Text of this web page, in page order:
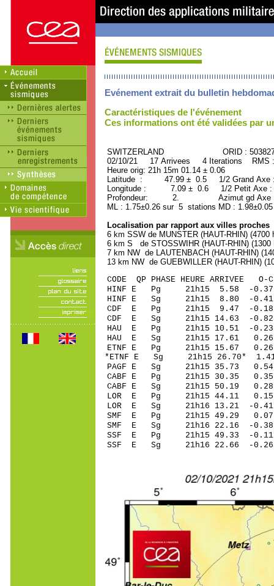
Evénement extrait du bulletin
Caractéristiques de l'événement
Ces informations ont été validées par
SWITZERLAND ORID :
02/10/21 17 Arrivees 4 Iterations RMS
Heure orig: 21h 15m 01.14 ± 0.06
Latitude : 47.99 ± 0.5 1/2 Grand
Longitude : 7.09 ± 0.6 1/2 Petit Axe
Profondeur: 2. Azimut gd Axe :
ML : 1.75±0.26 sur 5 stations MD :
Localisation par rapport aux villes proches
6 km SSW de MUNSTER (HAUT-RHIN) (4700
6 km S de STOSSWIHR (HAUT-RHIN) (1300
7 km NW de LAUTENBACH (HAUT-RHIN)
13 km NW de GUEBWILLER (HAUT-RHIN)
CODE QP PHASE HEURE
HINF E Pg 21h15
HINF E Sg 21h15 8.80 -
CDF E Pg 21h15
CDF E Sg 21h15
HAU E Pg 21h15
HAU E Sg 21h15 17.61
ETNF E Pg 21h15
*ETNF E Sg 21h15
PAGF E Sg 21h15 35.73
CABF E Pg 21h15
CABF E Sg 21h15 50.19
LOR E Pg 21h15
LOR E Sg 21h16 13.21 -
SMF E Pg 21h15
SMF E Sg 21h16 22.16 -
SSF E Pg 21h15
SSF E Sg 21h16 22.66 -